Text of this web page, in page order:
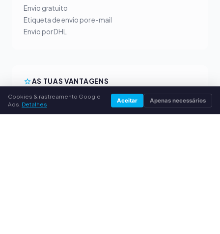
Envio gratuito
Etiqueta de envio por e-mail
Envio por DHL
AS TUAS VANTAGENS
Todas as marcas principais
Preços de compra justos
Cookies & rastreamento Google
Ads. Detalhes Aceitar Apenas necessários